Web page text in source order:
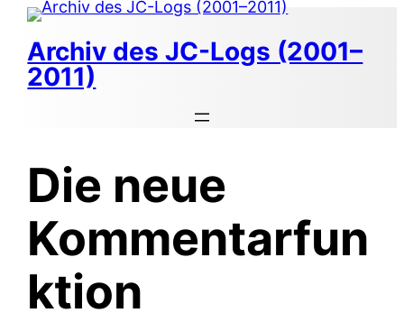
Zum
Inhalt
springen
Archiv des JC-Logs (2001–
2011)
Die neue
Kommentarfun
ktion